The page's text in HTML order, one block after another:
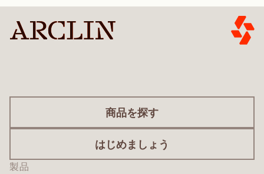
製品
商品を探す
はじめましょう